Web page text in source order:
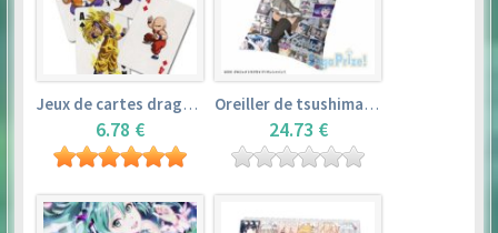
Jeux de cartes dragon ball
6.78 €
Oreiller de tsushima yoshiko (35cm×53cm) – love live! sunshine!!
24.73 €